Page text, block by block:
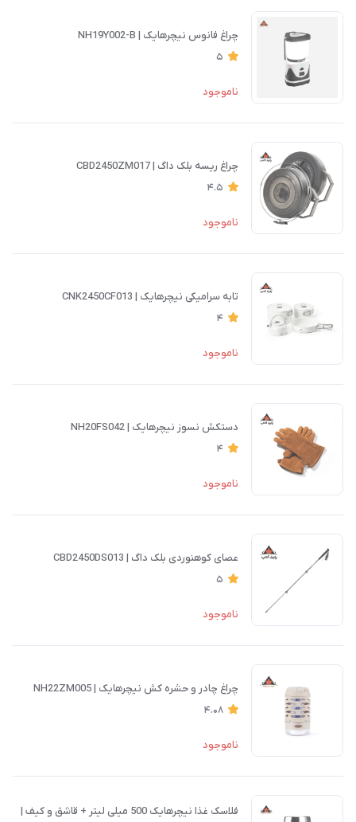
چراغ فانوس نیچرهایک | NH19Y002-B
5
ناموجود
چراغ ریسه بلک داگ | CBD2450ZM017
4.5
ناموجود
تابه سرامیکی نیچرهایک | CNK2450CF013
4
ناموجود
دستکش نسوز نیچرهایک | NH20FS042
4
ناموجود
عصای کوهنوردی بلک داگ | CBD2450DS013
5
ناموجود
چراغ چادر و حشره کش نیچرهایک | NH22ZM005
4.08
ناموجود
فلاسک غذا نیچرهایک 500 میلی لیتر + قاشق و کیف |